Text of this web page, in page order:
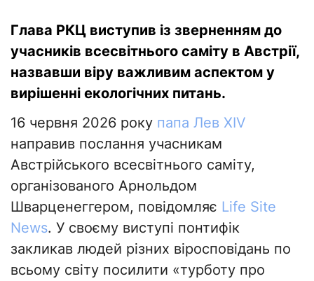
Глава РКЦ виступив із зверненням до
учасників всесвітнього саміту в Австрії,
назвавши віру важливим аспектом у
вирішенні екологічних питань.
16 червня 2026 року папа Лев XIV
направив послання учасникам
Австрійського всесвітнього саміту,
організованого Арнольдом
Шварценеггером, повідомляє Life Site
News. У своєму виступі понтифік
закликав людей різних віросповідань по
всьому світу посилити «турботу про